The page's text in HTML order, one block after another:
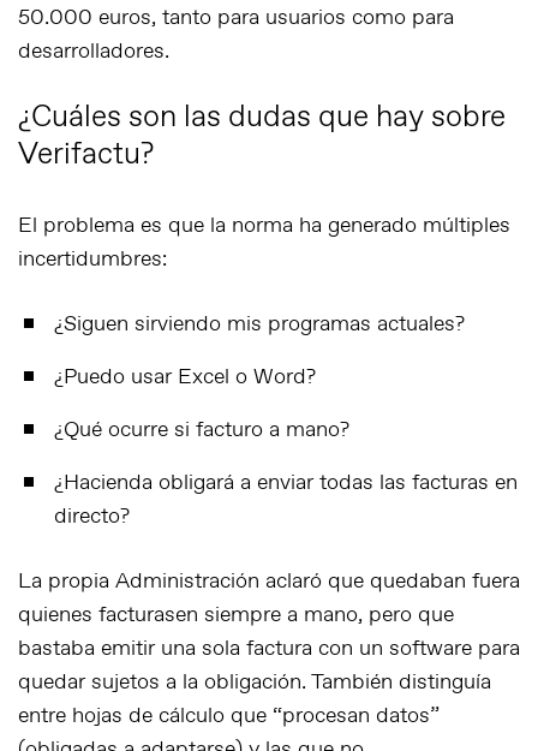
50.000 euros, tanto para usuarios como para
desarrolladores.
¿Cuáles son las dudas que hay sobre
Verifactu?
El problema es que la norma ha generado múltiples
incertidumbres:
¿Siguen sirviendo mis programas actuales?
¿Puedo usar Excel o Word?
¿Qué ocurre si facturo a mano?
¿Hacienda obligará a enviar todas las facturas en
directo?
La propia Administración aclaró que quedaban fuera
quienes facturasen siempre a mano, pero que
bastaba emitir una sola factura con un software para
quedar sujetos a la obligación. También distinguía
entre hojas de cálculo que “procesan datos”